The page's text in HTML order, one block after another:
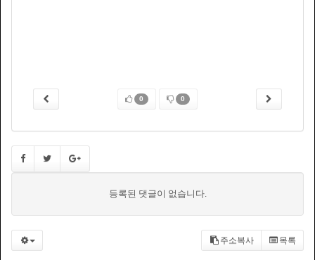
0 0
등록된 댓글이 없습니다.
주소복사 목록